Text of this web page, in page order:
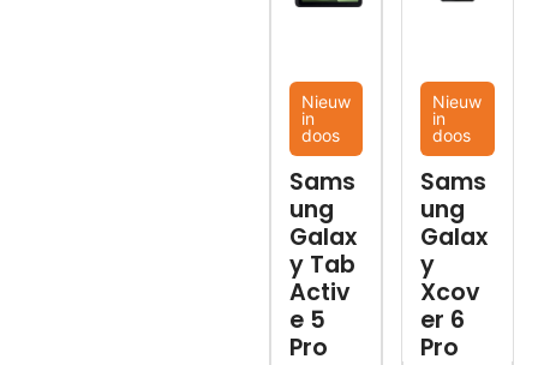
Nieuw
in
doos
Sams
ung
Galax
y Tab
Activ
e 5
Pro
Nieuw
in
doos
Sams
ung
Galax
y
Xcov
er 6
Pro